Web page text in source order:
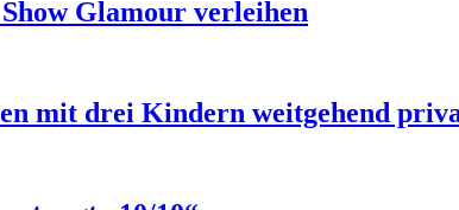
Glamour verleihen
mit drei Kindern weitgehend